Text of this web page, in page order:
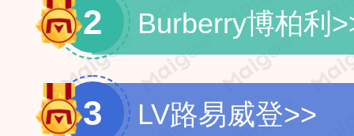
2 Burberry博柏利
3 LV路易威登>>